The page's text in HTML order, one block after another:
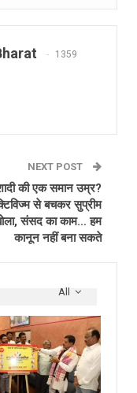
1359
NEXT POST
की एक समान उम्र?
से बचकर सुप्रीम
संसद का काम… हम
कानून नहीं बना सकते
All